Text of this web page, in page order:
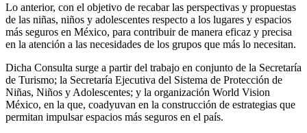
Lo anterior, con el objetivo de recabar las perspectivas y propuestas
de las niñas, niños y adolescentes respecto a los lugares y espacios
más seguros en México, para contribuir de manera eficaz y precisa
en la atención a las necesidades de los grupos que más lo necesitan.
Dicha Consulta surge a partir del trabajo en conjunto de la Secretaría
de Turismo; la Secretaría Ejecutiva del Sistema de Protección de
Niñas, Niños y Adolescentes; y la organización World Vision
México, en la que, coadyuvan en la construcción de estrategias que
permitan impulsar espacios más seguros en el país.